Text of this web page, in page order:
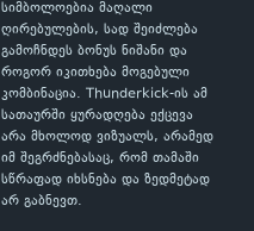
სიმბოლოებია მაღალი
ღირებულების, სად შეიძლება
გამოჩნდეს ბონუს ნიშანი და
როგორ იკითხება მოგებული
კომბინაცია. Thunderkick-ის ამ
სათაურში ყურადღება ექცევა
არა მხოლოდ ვიზუალს, არამედ
იმ შეგრძნებასაც, რომ თამაში
სწრაფად იხსნება და ზედმეტად
არ გაბნევთ.